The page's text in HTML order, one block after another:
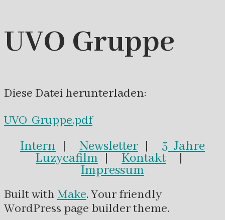
UVO Gruppe
Diese Datei herunterladen:
UVO-Gruppe.pdf
Intern Newsletter 5 Jahre
Luzycafilm Kontakt|
Impressum
Built with Make. Your friendly
WordPress page builder theme.